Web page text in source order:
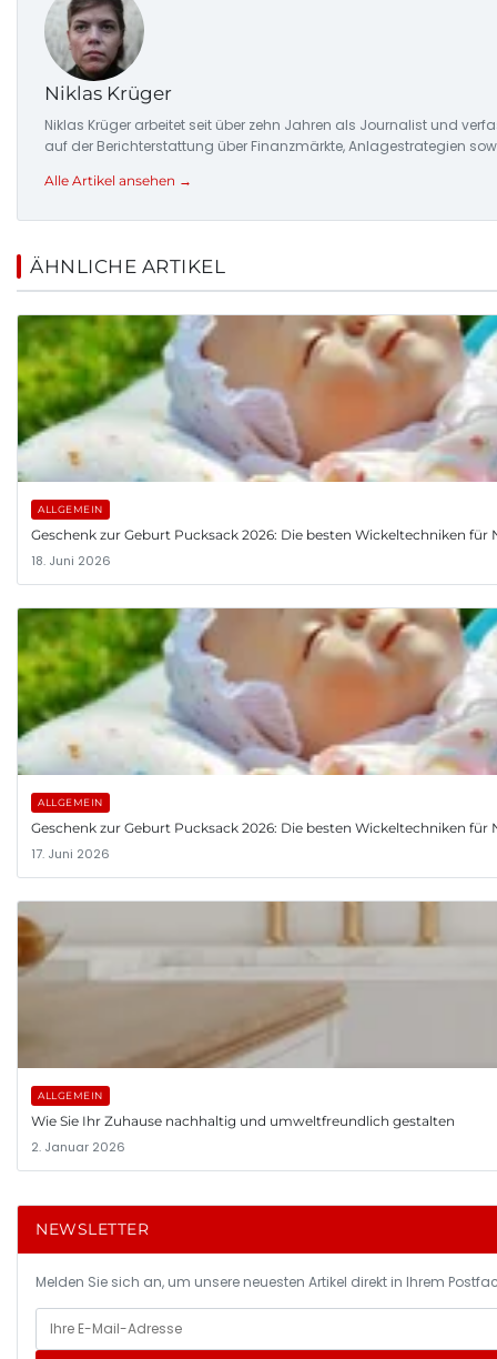
Niklas Krüger
Niklas Krüger arbeitet seit über zehn Jahren als Journalist und
auf der Berichterstattung über Finanzmärkte, Anlagestrategien
Alle Artikel ansehen →
ÄHNLICHE ARTIKEL
ALLGEMEIN
Geschenk zur Geburt Pucksack 2026: Die besten Wickeltechniken für
18. Juni 2026
ALLGEMEIN
Geschenk zur Geburt Pucksack 2026: Die besten Wickeltechniken für
17. Juni 2026
ALLGEMEIN
Wie Sie Ihr Zuhause nachhaltig und umweltfreundlich gestalten
2. Januar 2026
NEWSLETTER
Melden Sie sich an, um unsere neuesten Artikel direkt in Ihrem